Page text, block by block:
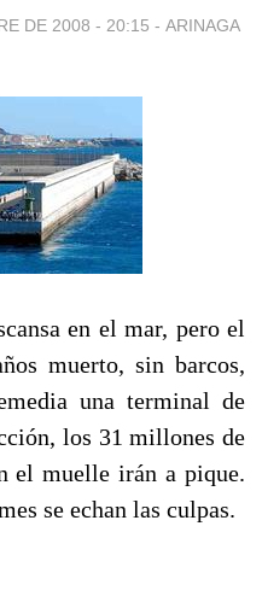
DE 2008 - 20:15 - ARINAGA
en el mar, pero el
muerto, sin barcos,
una terminal de
los 31 millones de
el muelle irán a pique.
se echan las culpas.